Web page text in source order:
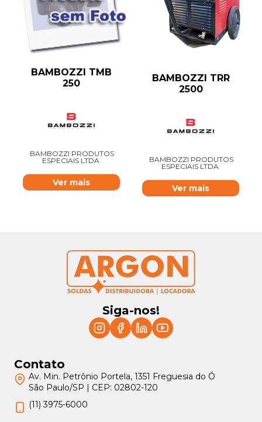
BAMBOZZI TMB
250
BAMBOZZI PRODUTOS
ESPECIAIS LTDA
Ver mais
BAMBOZZI TRR
2500
BAMBOZZI PRODUTOS
ESPECIAIS LTDA
Ver mais
Siga-nos!
Contato
Av. Min. Petrônio Portela, 1351 Freguesia do Ó
São Paulo/SP | CEP: 02802-120
(11) 3975-6000